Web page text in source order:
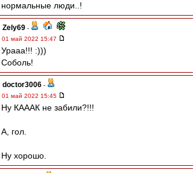
нормальные люди..!
Zely69 -
01 май 2022 15:47
Урааа!!! :)))
Соболь!
doctor3006 -
01 май 2022 15:45
Ну КАААК не забили?!!!
А, гол.
Ну хорошо.